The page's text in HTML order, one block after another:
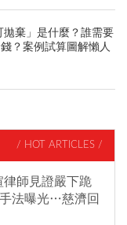
棄」是什麼？誰需要
？案例試算圖解懶人
/ HOT ARTICLES /
師見證嚴下跪
法曝光…慈濟回